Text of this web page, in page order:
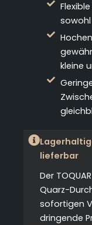
sowohl
kleine
lieferbar
Der
Quarz-
sofortigen
dringende